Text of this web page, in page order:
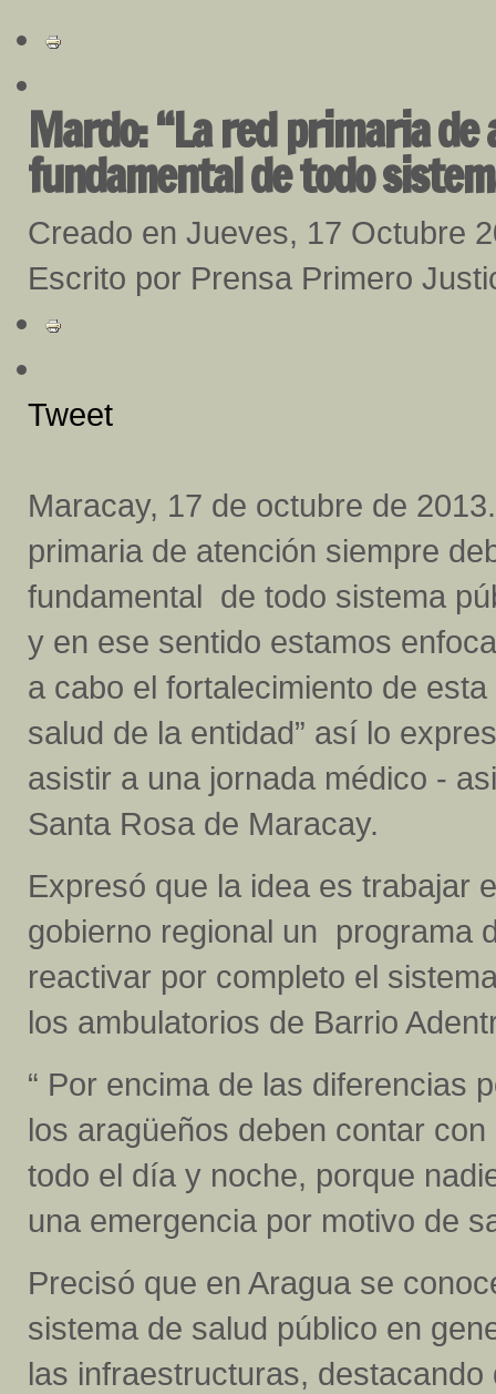
Mardo: “La red primaria
fundamental de todo
Creado en Jueves, 17 Octubre
Escrito por Prensa Primero
Tweet
Maracay, 17 de octubre de
primaria de atención siempre
fundamental de todo sistema
y en ese sentido estamos
a cabo el fortalecimiento de
salud de la entidad” así lo
asistir a una jornada médico -
Santa Rosa de Maracay.
Expresó que la idea es trabajar
gobierno regional un programa
reactivar por completo el
los ambulatorios de Barrio
“ Por encima de las diferencias
los aragüeños deben contar
todo el día y noche, porque
una emergencia por motivo de
Precisó que en Aragua se
sistema de salud público en
las infraestructuras,